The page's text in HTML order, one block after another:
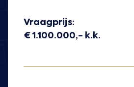
Vraagprijs:
€ 1.100.000,- k.k.